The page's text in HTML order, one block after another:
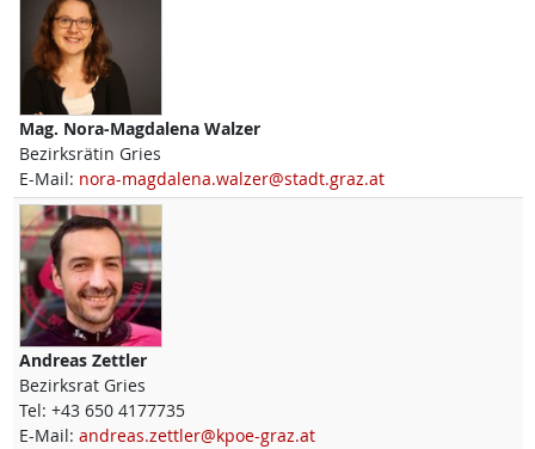
Mag. Nora-Magdalena Walzer
Bezirksrätin Gries
E-Mail: nora-magdalena.walzer@stadt.graz.at
Andreas Zettler
Bezirksrat Gries
Tel: +43 650 4177735
E-Mail: andreas.zettler@kpoe-graz.at